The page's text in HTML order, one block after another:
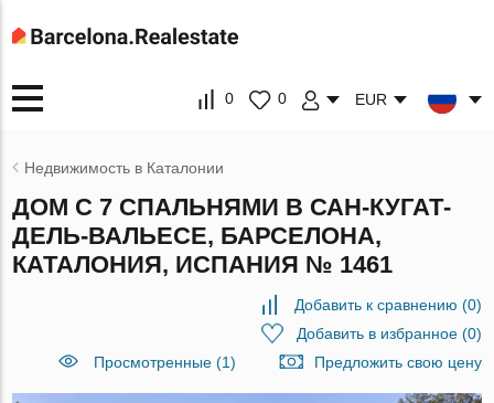
0 0 EUR
Недвижимость в Каталонии
ДОМ С 7 СПАЛЬНЯМИ В САН-КУГАТ-
ДЕЛЬ-ВАЛЬЕСЕ, БАРСЕЛОНА,
КАТАЛОНИЯ, ИСПАНИЯ № 1461
Добавить к сравнению (0)
Добавить в избранное(0)
Просмотренные (1)
Предложить свою цену